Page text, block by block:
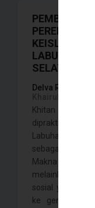
KEISLAMAN
SELATAN
Delva Rahmah
Khairulyadi,
Khitan
dipraktikkan
Labuhanhaji,
sebagai tanda
Makna
melainkan
sosial yang
ke generasi